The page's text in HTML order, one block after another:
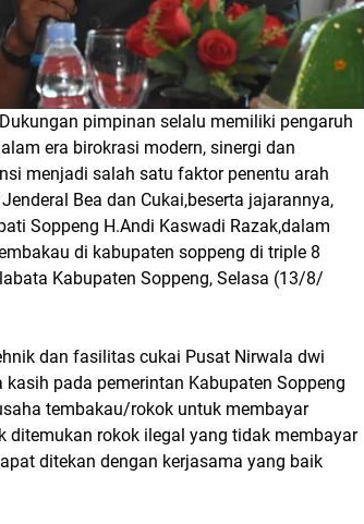
pimpinan selalu memiliki pengaruh
era birokrasi modern, sinergi dan
menjadi salah satu faktor penentu arah
Bea dan Cukai,beserta jajarannya,
Soppeng H.Andi Kaswadi Razak,dalam
di kabupaten soppeng di triple 8
Kabupaten Soppeng, Selasa (13/8/
dan fasilitas cukai Pusat Nirwala dwi
pada pemerintan Kabupaten Soppeng
tembakau/rokok untuk membayar
ditemukan rokok ilegal yang tidak membayar
ditekan dengan kerjasama yang baik